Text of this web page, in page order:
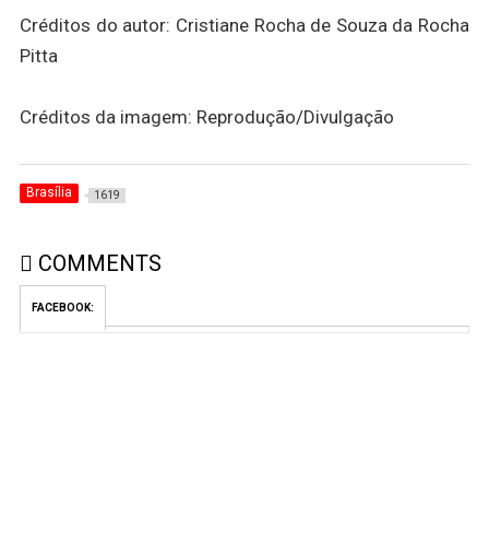
Créditos do autor: Cristiane Rocha de Souza da Rocha
Pitta
Créditos da imagem: Reprodução/Divulgação
Brasília 1619
COMMENTS
FACEBOOK: